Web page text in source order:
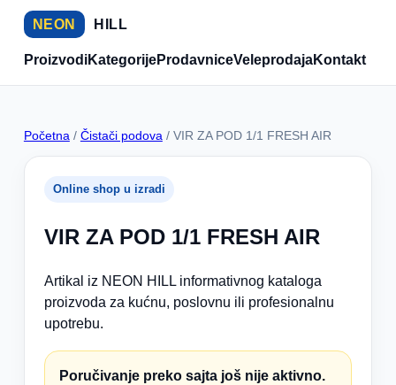
NEON HILL
ProizvodiKategorijeProdavniceVeleprodajaKontakt
Početna / Čistači podova / VIR ZA POD 1/1 FRESH AIR
Online shop u izradi
VIR ZA POD 1/1 FRESH AIR
Artikal iz NEON HILL informativnog kataloga
proizvoda za kućnu, poslovnu ili profesionalnu
upotrebu.
Poručivanje preko sajta još nije aktivno.